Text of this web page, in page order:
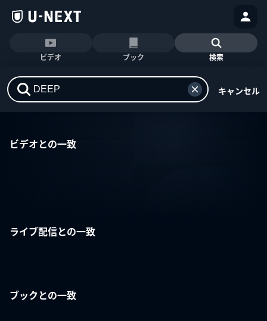
ビデオ ブック 検索
キャンセル
ビデオとの一致
ライブ配信との一致
ブックとの一致